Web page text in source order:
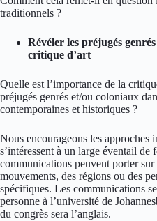
traditionnels ?
Révéler les préjugés
critique d’art
Quelle est l’importance de la
préjugés genrés et/ou coloniaux
contemporaines et historiques ?
Nous encourageons les approches
s’intéressent à un large éventail de
communications peuvent porter sur
mouvements, des régions ou des
spécifiques. Les communications
personne à l’université de
du congrès sera l’anglais.